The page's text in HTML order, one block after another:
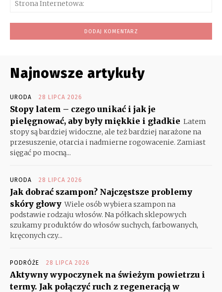
Najnowsze artykuły
URODA 28 LIPCA 2026
Stopy latem – czego unikać i jak je
pielęgnować, aby były miękkie i gładkie Latem
stopy są bardziej widoczne, ale też bardziej narażone na
przesuszenie, otarcia i nadmierne rogowacenie. Zamiast
sięgać po mocną...
URODA 28 LIPCA 2026
Jak dobrać szampon? Najczęstsze problemy
skóry głowy Wiele osób wybiera szampon na
podstawie rodzaju włosów. Na półkach sklepowych
szukamy produktów do włosów suchych, farbowanych,
kręconych czy...
PODRÓŻE 28 LIPCA 2026
Aktywny wypoczynek na świeżym powietrzu i
termy. Jak połączyć ruch z regeneracją w